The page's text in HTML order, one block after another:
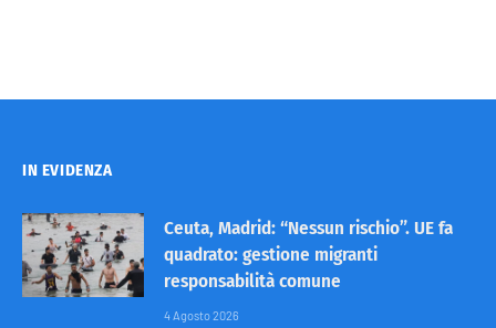
IN EVIDENZA
Ceuta, Madrid: “Nessun rischio”. UE fa
quadrato: gestione migranti
responsabilità comune
4 Agosto 2026